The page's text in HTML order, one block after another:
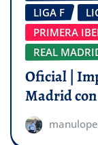
LIGA F
PRIMERA
REAL
Oficial |
Madrid